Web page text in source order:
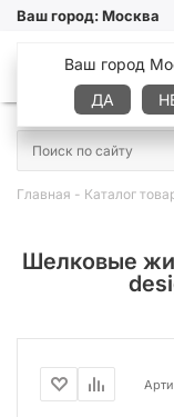
Ваш город:Москва
Ваш город
ДА
Главная - Каталог
Шелковые